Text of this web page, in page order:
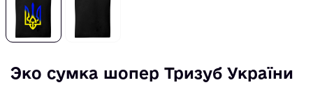
Эко сумка шопер Тризуб України